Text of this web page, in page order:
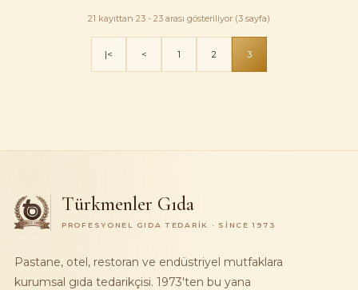
21 kayıttan 23 - 23 arası gösteriliyor (3 sayfa)
|< < 1 2 3
Türkmenler Gıda
PROFESYONEL GIDA TEDARIK · SINCE 1973
Pastane, otel, restoran ve endüstriyel mutfaklara
kurumsal gıda tedarikçisi. 1973'ten bu yana